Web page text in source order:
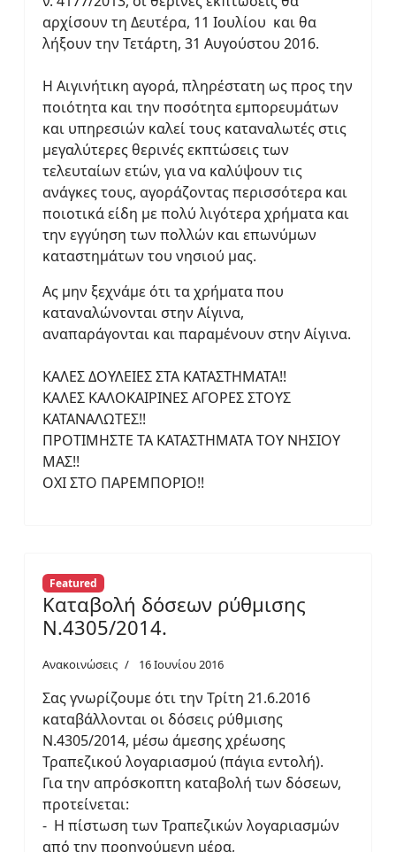
αρχίσουν τη Δευτέρα, 11 Ιουλίου και θα
λήξουν την Τετάρτη, 31 Αυγούστου 2016.
Η Αιγινήτικη αγορά, πληρέστατη ως προς την
ποιότητα και την ποσότητα εμπορευμάτων
και υπηρεσιών καλεί τους καταναλωτές στις
μεγαλύτερες θερινές εκπτώσεις των
τελευταίων ετών, για να καλύψουν τις
ανάγκες τους, αγοράζοντας περισσότερα και
ποιοτικά είδη με πολύ λιγότερα χρήματα και
την εγγύηση των πολλών και επωνύμων
καταστημάτων του νησιού μας.
Ας μην ξεχνάμε ότι τα χρήματα που
καταναλώνονται στην Αίγινα,
αναπαράγονται και παραμένουν στην Αίγινα.
ΚΑΛΕΣ ΔΟΥΛΕΙΕΣ ΣΤΑ ΚΑΤΑΣΤΗΜΑΤΑ!!
ΚΑΛΕΣ ΚΑΛΟΚΑΙΡΙΝΕΣ ΑΓΟΡΕΣ ΣΤΟΥΣ
ΚΑΤΑΝΑΛΩΤΕΣ!!
ΠΡΟΤΙΜΗΣΤΕ ΤΑ ΚΑΤΑΣΤΗΜΑΤΑ ΤΟΥ ΝΗΣΙΟΥ
ΜΑΣ!!
ΟΧΙ ΣΤΟ ΠΑΡΕΜΠΟΡΙΟ!!
Featured
Καταβολή δόσεων ρύθμισης
Ν.4305/2014.
Ανακοινώσεις 16 Ιουνίου 2016
Σας γνωρίζουμε ότι την Τρίτη 21.6.2016
καταβάλλονται οι δόσεις ρύθμισης
Ν.4305/2014, μέσω άμεσης χρέωσης
Τραπεζικού λογαριασμού (πάγια εντολή).
Για την απρόσκοπτη καταβολή των δόσεων,
προτείνεται:
- Η πίστωση των Τραπεζικών λογαριασμών
από την προηγούμενη μέρα,